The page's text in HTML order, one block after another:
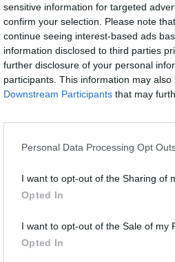
sensitive information for targeted
confirm your selection. Please note
continue seeing interest-based ads
information disclosed to third parties
further disclosure of your personal
participants. This information may
Downstream Participants that may
Personal Data Processing Opt
I want to opt-out of the Sharing of
Opted In
I want to opt-out of the Sale of my
Opted In